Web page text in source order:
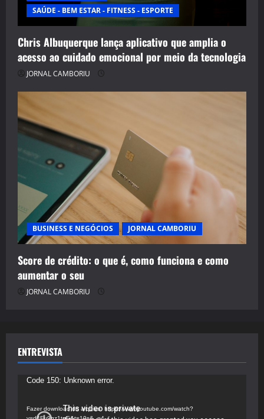
SAÚDE - BEM ESTAR - FITNESS - ESPORTE
Chris Albuquerque lança aplicativo que amplia o
acesso ao cuidado emocional por meio da tecnologia
JORNAL CAMBORIU
BUSINESS E NEGÓCIOS JORNAL CAMBORIU
Score de crédito: o que é, como funciona e como
aumentar o seu
JORNAL CAMBORIU
ENTREVISTA
Tocador
vídeo
Code 150: Unknown error.
Fazer download do arquivo: https://www.youtube.com/watch?